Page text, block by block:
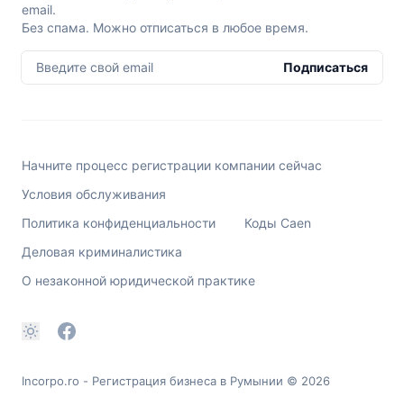
email.
Без спама. Можно отписаться в любое время.
Введите свой email Подписаться
Начните процесс регистрации компании сейчас
Условия обслуживания
Политика конфиденциальности
Коды Caen
Деловая криминалистика
О незаконной юридической практике
Incorpo.ro - Регистрация бизнеса в Румынии © 2026